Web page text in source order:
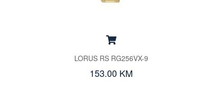
LORUS RS RG256VX-9
153.00 KM